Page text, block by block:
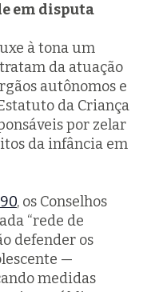
em disputa
à tona um
da atuação
autônomos e
da Criança
por zelar
da infância em
, os Conselhos
“rede de
defender os
—
medidas